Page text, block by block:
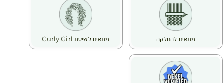
מתאים להחלקה מתאים לשיטת Curly Girl